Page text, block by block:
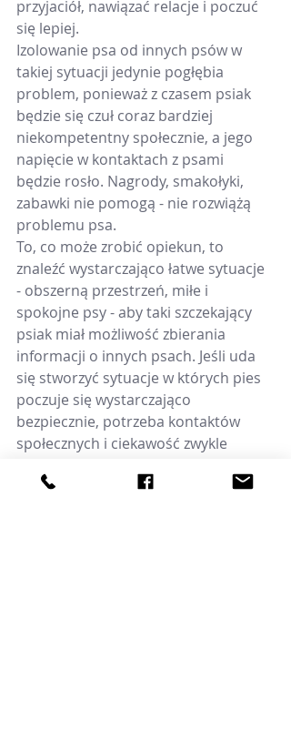
przyjaciół, nawiązać relacje i poczuć
się lepiej.
Izolowanie psa od innych psów w
takiej sytuacji jedynie pogłębia
problem, ponieważ z czasem psiak
będzie się czuł coraz bardziej
niekompetentny społecznie, a jego
napięcie w kontaktach z psami
będzie rosło. Nagrody, smakołyki,
zabawki nie pomogą - nie rozwiążą
problemu psa.
To, co może zrobić opiekun, to
znaleźć wystarczająco łatwe sytuacje
- obszerną przestrzeń, miłe i
spokojne psy - aby taki szczekający
psiak miał możliwość zbierania
informacji o innych psach. Jeśli uda
się stworzyć sytuacje w których pies
poczuje się wystarczająco
bezpiecznie, potrzeba kontaktów
społecznych i ciekawość zwykle
nastawienie do innych psów się